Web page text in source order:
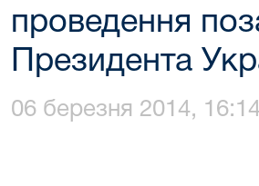
проведення
Президента
06 березня 2014, 16:14